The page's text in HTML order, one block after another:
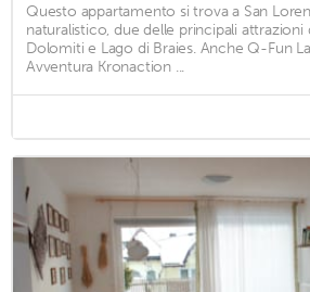
Questo appartamento si trova a San
naturalistico, due delle principali attrazioni
Dolomiti e Lago di Braies. Anche Q-Fun
Avventura Kronaction ...